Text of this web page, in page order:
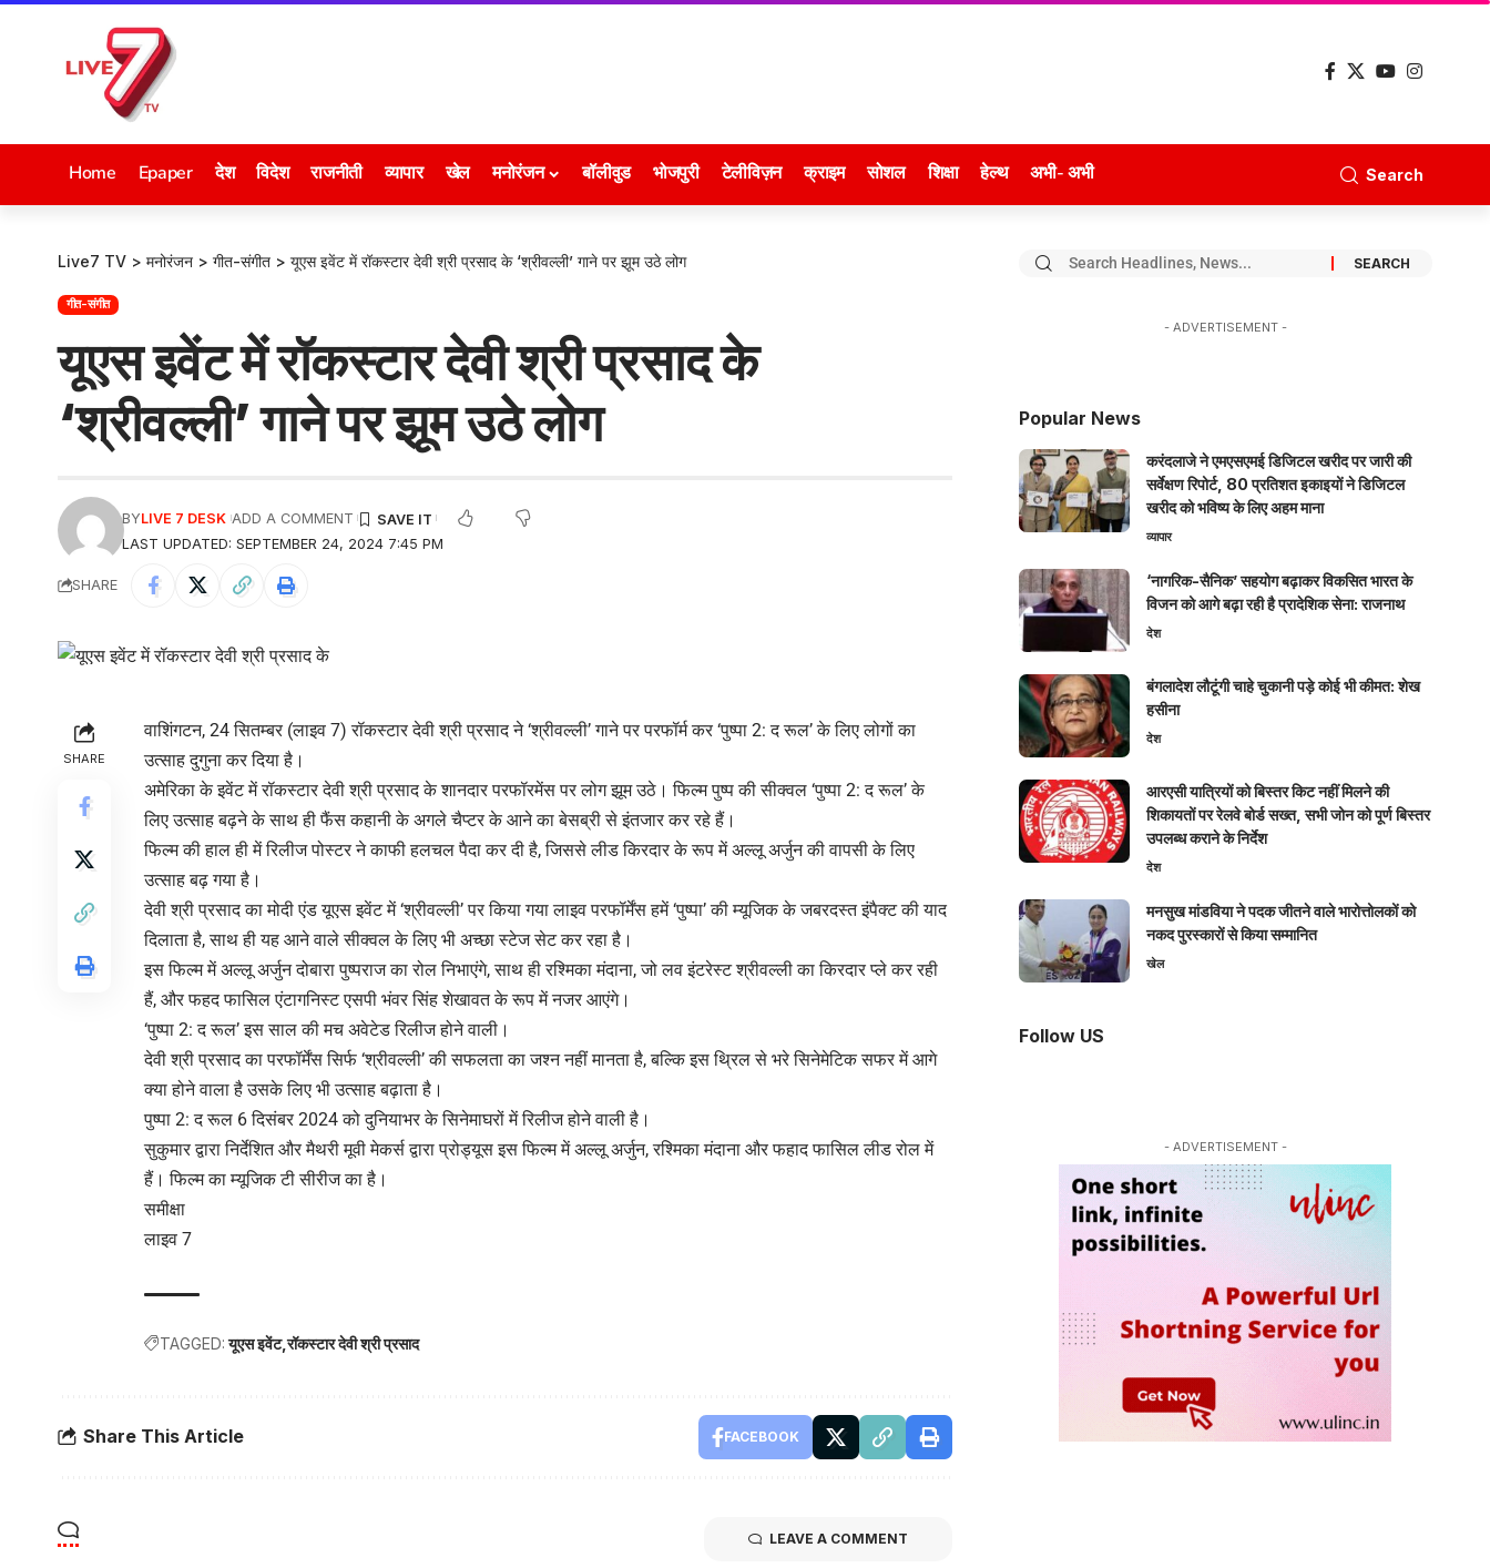
Home Epaper देश विदेश राजनीती व्यापार खेल मनोरंजन बॉलीवुड भोजपुरी टेलीविज़न क्राइम सोशल शिक्षा हेल्थ अभी- अभी Search
Live7 TV > मनोरंजन > गीत-संगीत > यूएस इवेंट में रॉकस्टार देवी श्री प्रसाद के ‘श्रीवल्ली’ गाने पर झूम उठे लोग
गीत-संगीत
यूएस इवेंट में रॉकस्टार देवी श्री प्रसाद के
‘श्रीवल्ली’ गाने पर झूम उठे लोग
LAST UPDATED: SEPTEMBER 24, 2024 7:45 PM
BYLIVE 7 DESK ADD A COMMENT
SHARE
SHARE
वाशिंगटन, 24 सितम्बर (लाइव 7) रॉकस्टार देवी श्री प्रसाद ने ‘श्रीवल्ली’ गाने पर परफॉर्म कर ‘पुष्पा 2: द रूल’ के लिए लोगों का
उत्साह दुगुना कर दिया है।
अमेरिका के इवेंट में रॉकस्टार देवी श्री प्रसाद के शानदार परफॉरमेंस पर लोग झूम उठे। फिल्म पुष्प की सीक्वल ‘पुष्पा 2: द रूल’ के
लिए उत्साह बढ़ने के साथ ही फैंस कहानी के अगले चैप्टर के आने का बेसब्री से इंतजार कर रहे हैं।
फिल्म की हाल ही में रिलीज पोस्टर ने काफी हलचल पैदा कर दी है, जिससे लीड किरदार के रूप में अल्लू अर्जुन की वापसी के लिए
उत्साह बढ़ गया है।
देवी श्री प्रसाद का मोदी एंड यूएस इवेंट में ‘श्रीवल्ली’ पर किया गया लाइव परफॉर्मेंस हमें ‘पुष्पा’ की म्यूजिक के जबरदस्त इंपैक्ट की याद
दिलाता है, साथ ही यह आने वाले सीक्वल के लिए भी अच्छा स्टेज सेट कर रहा है।
इस फिल्म में अल्लू अर्जुन दोबारा पुष्पराज का रोल निभाएंगे, साथ ही रश्मिका मंदाना, जो लव इंटरेस्ट श्रीवल्ली का किरदार प्ले कर रही
हैं, और फहद फासिल एंटागनिस्ट एसपी भंवर सिंह शेखावत के रूप में नजर आएंगे।
‘पुष्पा 2: द रूल’ इस साल की मच अवेटेड रिलीज होने वाली।
देवी श्री प्रसाद का परफॉर्मेंस सिर्फ ‘श्रीवल्ली’ की सफलता का जश्न नहीं मानता है, बल्कि इस थ्रिल से भरे सिनेमेटिक सफर में आगे
क्या होने वाला है उसके लिए भी उत्साह बढ़ाता है।
पुष्पा 2: द रूल 6 दिसंबर 2024 को दुनियाभर के सिनेमाघरों में रिलीज होने वाली है।
सुकुमार द्वारा निर्देशित और मैथरी मूवी मेकर्स द्वारा प्रोड्यूस इस फिल्म में अल्लू अर्जुन, रश्मिका मंदाना और फहाद फासिल लीड रोल में
हैं। फिल्म का म्यूजिक टी सीरीज का है।
समीक्षा
लाइव 7
TAGGED: यूएस इवेंट रॉकस्टार देवी श्री प्रसाद
Share This Article FACEBOOK
LEAVE A COMMENT
- ADVERTISEMENT -
Popular News
करंदलाजे ने एमएसएमई डिजिटल खरीद पर जारी की
सर्वेक्षण रिपोर्ट, 80 प्रतिशत इकाइयों ने डिजिटल
खरीद को भविष्य के लिए अहम माना
व्यापार
‘नागरिक-सैनिक’ सहयोग बढ़ाकर विकसित भारत के
विजन को आगे बढ़ा रही है प्रादेशिक सेना: राजनाथ
देश
बंगलादेश लौटूंगी चाहे चुकानी पड़े कोई भी कीमत: शेख
हसीना
देश
आरएसी यात्रियों को बिस्तर किट नहीं मिलने की
शिकायतों पर रेलवे बोर्ड सख्त, सभी जोन को पूर्ण बिस्तर
उपलब्ध कराने के निर्देश
देश
मनसुख मांडविया ने पदक जीतने वाले भारोत्तोलकों को
नकद पुरस्कारों से किया सम्मानित
खेल
Follow US
- ADVERTISEMENT -